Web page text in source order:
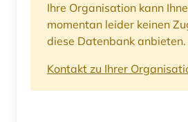
Ihre Organisation kann
momentan leider keinen
diese Datenbank anbieten.
Kontakt zu Ihrer